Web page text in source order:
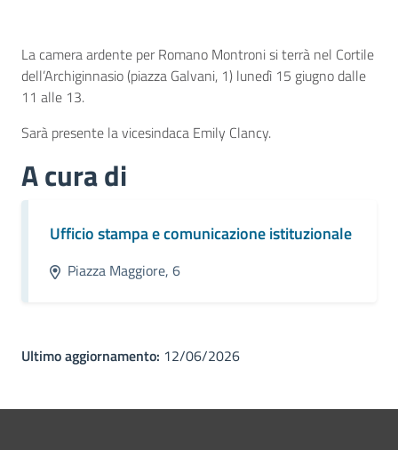
Descrizione
La camera ardente per Romano Montroni si terrà nel Cortile
dell’Archiginnasio (piazza Galvani, 1) lunedì 15 giugno dalle
11 alle 13.
Sarà presente la vicesindaca Emily Clancy.
A cura di
Ufficio stampa e comunicazione istituzionale
Piazza Maggiore, 6
Ultimo aggiornamento: 12/06/2026